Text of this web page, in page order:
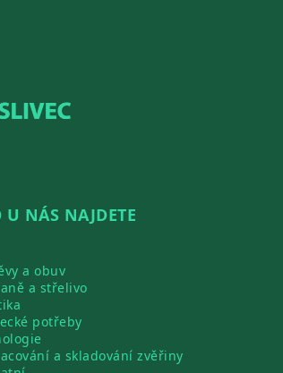
U NÁS NAJDETE
a obuv
a střelivo
potřeby
a skladování zvěřiny